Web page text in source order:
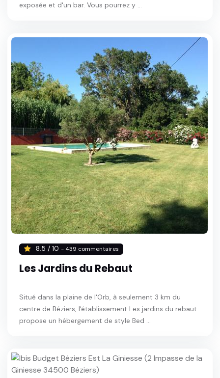
exposée et d'un bar. Vous pourrez y ...
8.5 / 10 - 439 commentaires
Les Jardins du Rebaut
Situé dans la plaine de l'Orb, à seulement 3 km du
centre de Béziers, l'établissement Les jardins du rebaut
propose un hébergement de style Bed ...